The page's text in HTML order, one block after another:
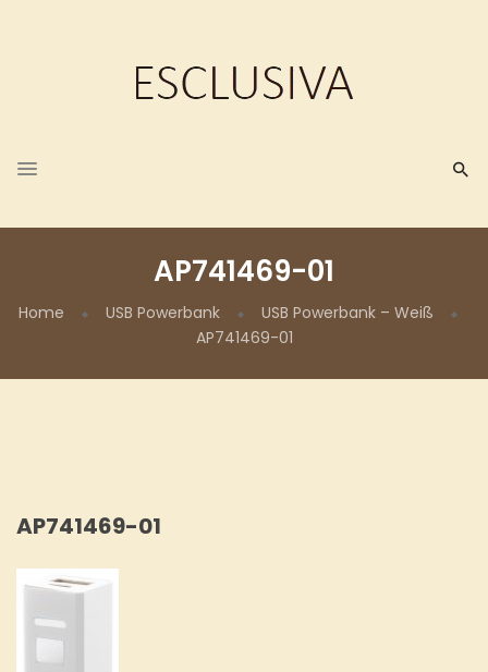
AP741469-01
Home USB Powerbank
USB Powerbank – Weiß
AP741469-01
AP741469-01